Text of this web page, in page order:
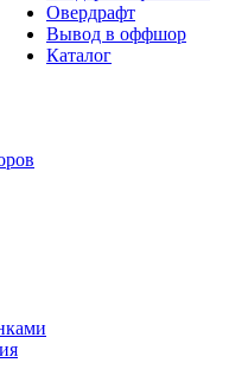
Овердрафт
Вывод в оффшор
Каталог